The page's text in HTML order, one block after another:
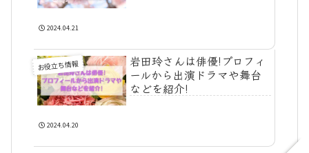
2024.04.21
お役立ち情報
岩田玲さんは俳優!プロフィ
ールから出演ドラマや舞台
などを紹介!
2024.04.20